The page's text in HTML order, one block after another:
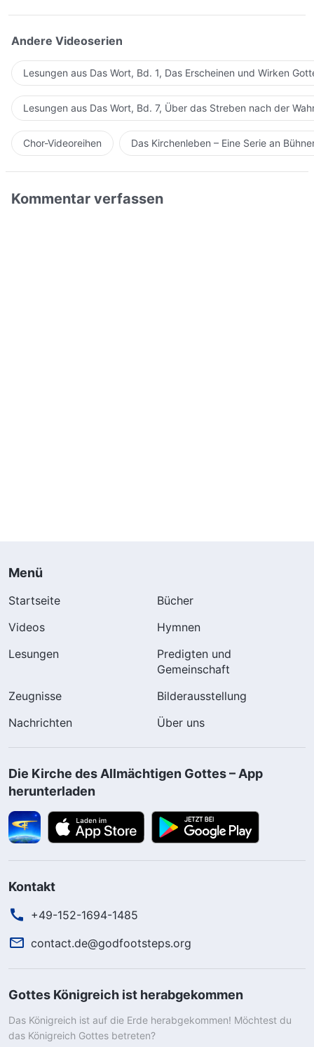
Andere Videoserien
Lesungen aus Das Wort, Bd. 1, Das Erscheinen und Wirken
Lesungen aus Das Wort, Bd. 7, Über das Streben nach der
Chor-Videoreihen Das Kirchenleben – Eine Serie an
Kommentar verfassen
Menü
Startseite
Bücher
Videos
Hymnen
Lesungen
Predigten und
Gemeinschaft
Zeugnisse
Bilderausstellung
Nachrichten
Über uns
Die Kirche des Allmächtigen Gottes – App
herunterladen
Kontakt
+49-152-1694-1485
contact.de@godfootsteps.org
Gottes Königreich ist herabgekommen
Das Königreich ist auf die Erde herabgekommen! Möchtest du
das Königreich Gottes betreten?